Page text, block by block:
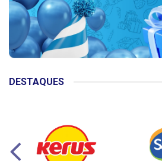
DESTAQUES